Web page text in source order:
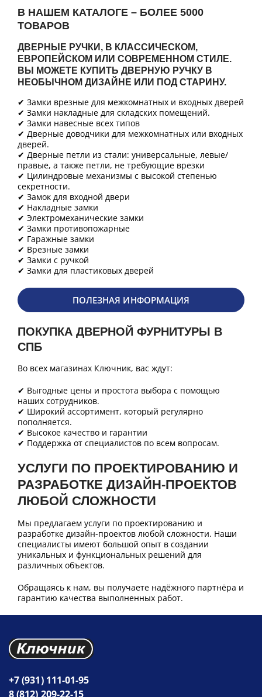
В НАШЕМ КАТАЛОГЕ – БОЛЕЕ 5000
ТОВАРОВ
ДВЕРНЫЕ РУЧКИ, В КЛАССИЧЕСКОМ,
ЕВРОПЕЙСКОМ ИЛИ СОВРЕМЕННОМ СТИЛЕ.
ВЫ МОЖЕТЕ КУПИТЬ ДВЕРНУЮ РУЧКУ В
НЕОБЫЧНОМ ДИЗАЙНЕ ИЛИ ПОД СТАРИНУ.
✔ Замки врезные для межкомнатных и входных дверей
✔ Замки накладные для складских помещений.
✔ Замки навесные всех типов
✔ Дверные доводчики для межкомнатных или входных
дверей.
✔ Дверные петли из стали: универсальные, левые/
правые, а также петли, не требующие врезки
✔ Цилиндровые механизмы с высокой степенью
секретности.
✔ Замок для входной двери
✔ Накладные замки
✔ Электромеханические замки
✔ Замки противопожарные
✔ Гаражные замки
✔ Врезные замки
✔ Замки с ручкой
✔ Замки для пластиковых дверей
ПОЛЕЗНАЯ ИНФОРМАЦИЯ
ПОКУПКА ДВЕРНОЙ ФУРНИТУРЫ В
СПБ
Во всех магазинах Ключник, вас ждут:
✔ Выгодные цены и простота выбора с помощью
наших сотрудников.
✔ Широкий ассортимент, который регулярно
пополняется.
✔ Высокое качество и гарантии
✔ Поддержка от специалистов по всем вопросам.
УСЛУГИ ПО ПРОЕКТИРОВАНИЮ И
РАЗРАБОТКЕ ДИЗАЙН-ПРОЕКТОВ
ЛЮБОЙ СЛОЖНОСТИ
Мы предлагаем услуги по проектированию и
разработке дизайн-проектов любой сложности. Наши
специалисты имеют большой опыт в создании
уникальных и функциональных решений для
различных объектов.
Обращаясь к нам, вы получаете надёжного партнёра и
гарантию качества выполненных работ.
+7 (931) 111-01-95
8 (812) 209-22-15